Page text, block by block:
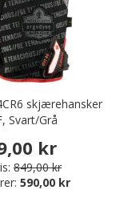
skjærehansker
Svart/Grå
kr
849,00 kr
590,00 kr